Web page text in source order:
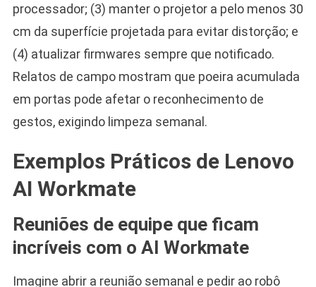
processador; (3) manter o projetor a pelo menos 30
cm da superfície projetada para evitar distorção; e
(4) atualizar firmwares sempre que notificado.
Relatos de campo mostram que poeira acumulada
em portas pode afetar o reconhecimento de
gestos, exigindo limpeza semanal.
Exemplos Práticos de Lenovo
AI Workmate
Reuniões de equipe que ficam
incríveis com o AI Workmate
Imagine abrir a reunião semanal e pedir ao robô